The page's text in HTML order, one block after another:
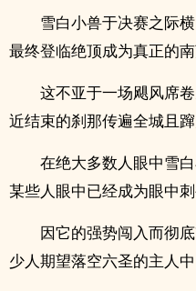
雪白小兽于决赛之际
最终登临绝顶成为真正的南
这不亚于一场飓风席
近结束的刹那传遍全城且
在绝大多数人眼中雪
某些人眼中已经成为眼中
因它的强势闯入而彻
少人期望落空六圣的主人中